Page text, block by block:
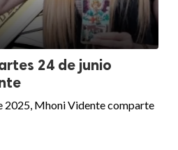
24 de junio
2025, Mhoni Vidente comparte